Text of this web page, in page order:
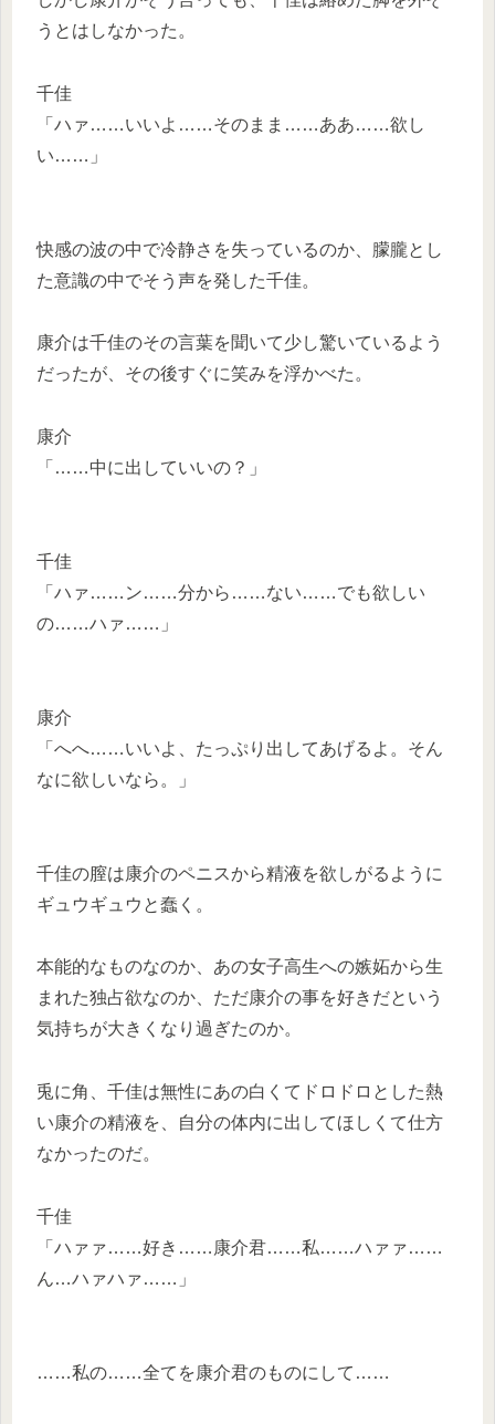
うとはしなかった。
千佳
「ハァ……いいよ……そのまま……ああ……欲し
い……」
快感の波の中で冷静さを失っているのか、朦朧とし
た意識の中でそう声を発した千佳。
康介は千佳のその言葉を聞いて少し驚いているよう
だったが、その後すぐに笑みを浮かべた。
康介
「……中に出していいの？」
千佳
「ハァ……ン……分から……ない……でも欲しい
の……ハァ……」
康介
「へへ……いいよ、たっぷり出してあげるよ。そん
なに欲しいなら。」
千佳の膣は康介のペニスから精液を欲しがるように
ギュウギュウと蠢く。
本能的なものなのか、あの女子高生への嫉妬から生
まれた独占欲なのか、ただ康介の事を好きだという
気持ちが大きくなり過ぎたのか。
兎に角、千佳は無性にあの白くてドロドロとした熱
い康介の精液を、自分の体内に出してほしくて仕方
なかったのだ。
千佳
「ハァァ……好き……康介君……私……ハァァ……
ん…ハァハァ……」
……私の……全てを康介君のものにして……